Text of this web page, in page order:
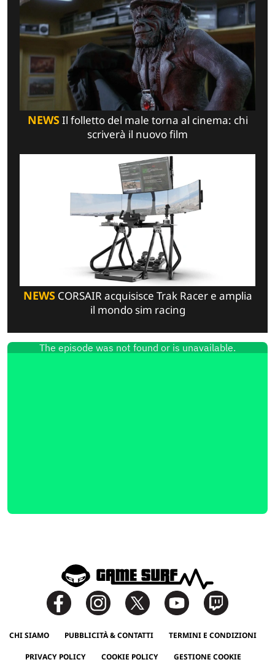
NEWSIl folletto del male torna al cinema: chi
scriverà il nuovo film
NEWSCORSAIR acquisisce Trak Racer e amplia
il mondo sim racing
CHI SIAMO PUBBLICITÀ & CONTATTI TERMINI E CONDIZIONI
PRIVACY POLICY COOKIE POLICY GESTIONE COOKIE